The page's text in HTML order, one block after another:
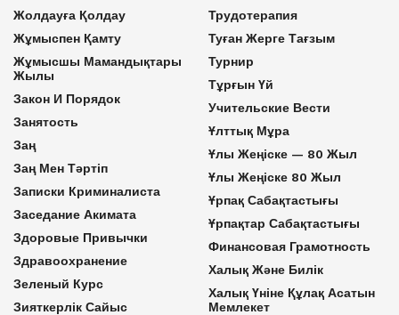
Жолдауға Қолдау
Жұмыспен Қамту
Жұмысшы Мамандықтары
Жылы
Закон И Порядок
Занятость
Заң
Заң Мен Тәртіп
Записки Криминалиста
Заседание Акимата
Здоровые Привычки
Здравоохранение
Зеленый Курс
Зияткерлік Сайыс
Трудотерапия
Туған Жерге Тағзым
Турнир
Тұрғын Үй
Учительские Вести
Ұлттық Мұра
Ұлы Жеңіске — 80 Жыл
Ұлы Жеңіске 80 Жыл
Ұрпақ Сабақтастығы
Ұрпақтар Сабақтастығы
Финансовая Грамотность
Халық Және Билік
Халық Үніне Құлақ Асатын
Мемлекет